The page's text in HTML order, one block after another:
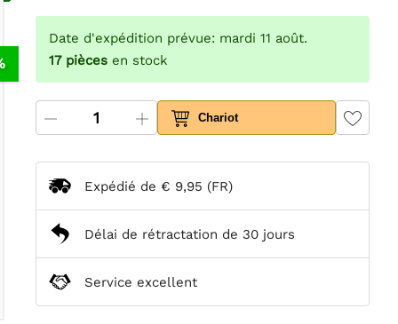
Date d'expédition prévue: mardi 11 août.
17pièces en stock
Chariot
Expédié de € 9,95 (FR)
Délai de rétractation de 30 jours
Service excellent